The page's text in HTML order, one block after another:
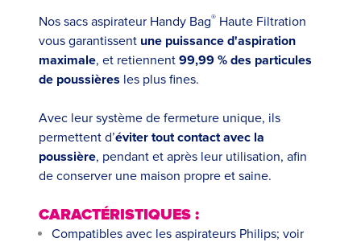
Nos sacs aspirateur Handy Bag® Haute Filtration
vous garantissent une puissance d'aspiration
maximale, et retiennent 99,99 % des particules
de poussières les plus fines.
Avec leur système de fermeture unique, ils
permettent d’éviter tout contact avec la
poussière, pendant et après leur utilisation, afin
de conserver une maison propre et saine.
CARACTÉRISTIQUES :
Compatibles avec les aspirateurs Philips; voir